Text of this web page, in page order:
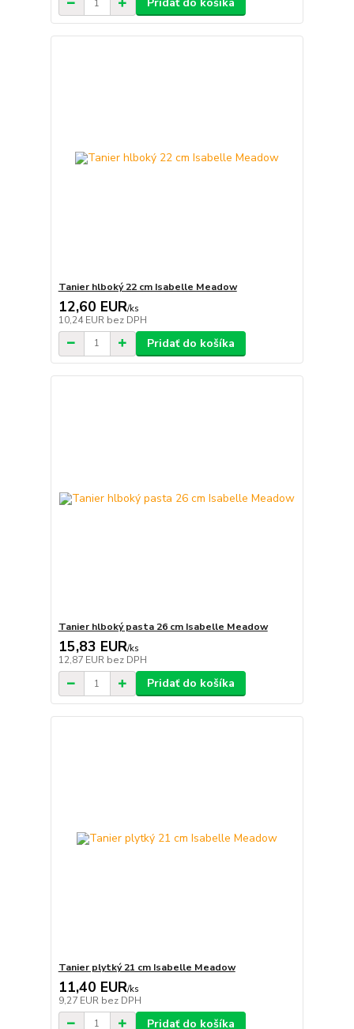
Tanier hlboký 22 cm Isabelle Meadow
12,60 EUR/ks
10,24 EUR bez DPH
Pridať do košíka
Tanier hlboký pasta 26 cm Isabelle Meadow
15,83 EUR/ks
12,87 EUR bez DPH
Pridať do košíka
Tanier plytký 21 cm Isabelle Meadow
11,40 EUR/ks
9,27 EUR bez DPH
Pridať do košíka